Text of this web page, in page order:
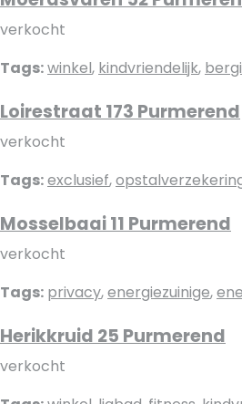
verkocht
Tags:winkel, kindvriendelijk,
Loirestraat 173 Purmerend
verkocht
Tags:exclusief,
Mosselbaai 11 Purmerend
verkocht
Tags: privacy,energiezuinige,
Herikkruid 25 Purmerend
verkocht